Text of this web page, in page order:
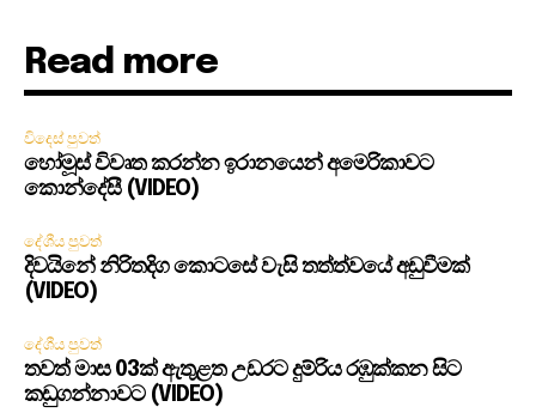
Read more
විදෙස් පුවත්
හෝමූස් විවෘත කරන්න ඉරානයෙන් අමෙරිකාවට
කොන්දේසී (VIDEO)
දේශීය පුවත්
දිවයිනේ නිරිතදිග කොටසේ වැසි තත්ත්වයේ අඩුවීමක්
(VIDEO)
දේශීය පුවත්
තවත් මාස 03ක් ඇතුළත උඩරට දුම්රිය රඹුක්කන සිට
කඩුගන්නාවට (VIDEO)